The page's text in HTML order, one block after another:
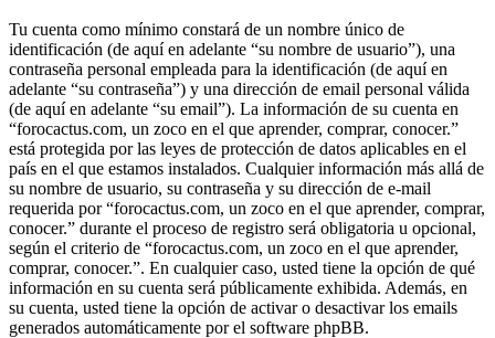
Tu cuenta como mínimo constará de un nombre único de
identificación (de aquí en adelante “su nombre de usuario”), una
contraseña personal empleada para la identificación (de aquí en
adelante “su contraseña”) y una dirección de email personal válida
(de aquí en adelante “su email”). La información de su cuenta en
“forocactus.com, un zoco en el que aprender, comprar, conocer.”
está protegida por las leyes de protección de datos aplicables en el
país en el que estamos instalados. Cualquier información más allá de
su nombre de usuario, su contraseña y su dirección de e-mail
requerida por “forocactus.com, un zoco en el que aprender, comprar,
conocer.” durante el proceso de registro será obligatoria u opcional,
según el criterio de “forocactus.com, un zoco en el que aprender,
comprar, conocer.”. En cualquier caso, usted tiene la opción de qué
información en su cuenta será públicamente exhibida. Además, en
su cuenta, usted tiene la opción de activar o desactivar los emails
generados automáticamente por el software phpBB.